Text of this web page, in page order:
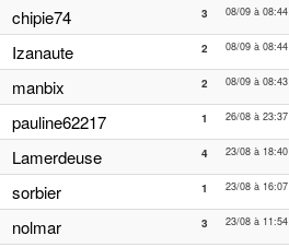
chipie74 3 08/09 à 08:44
Izanaute 2 08/09 à 08:44
manbix 2 08/09 à 08:43
pauline62217 1 26/08 à 23:37
Lamerdeuse 4 23/08 à 18:40
sorbier 1 23/08 à 16:07
nolmar 3 23/08 à 11:54